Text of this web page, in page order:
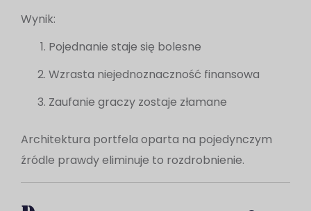
Wynik:
Pojednanie staje się bolesne
Wzrasta niejednoznaczność finansowa
Zaufanie graczy zostaje złamane
Architektura portfela oparta na pojedynczym
źródle prawdy eliminuje to rozdrobnienie.